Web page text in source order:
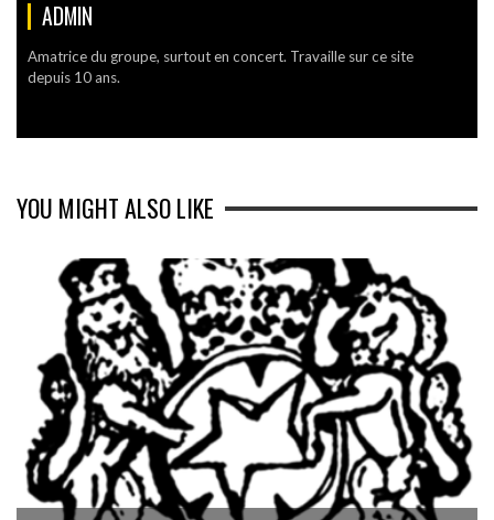
ADMIN
Amatrice du groupe, surtout en concert. Travaille sur ce site
depuis 10 ans.
YOU MIGHT ALSO LIKE